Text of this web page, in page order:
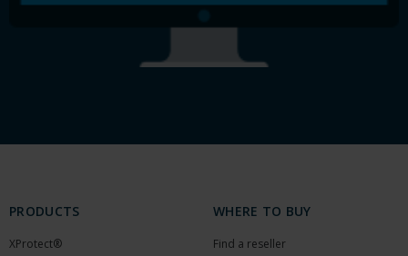
PRODUCTS
XProtect®
WHERE TO BUY
Find a reseller